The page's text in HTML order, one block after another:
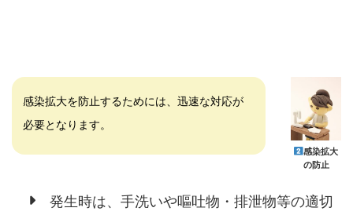
感染拡大
の防止
感染拡大を防止するためには、迅速な対応が
必要となります。
発生時は、手洗いや嘔吐物・排泄物等の適切